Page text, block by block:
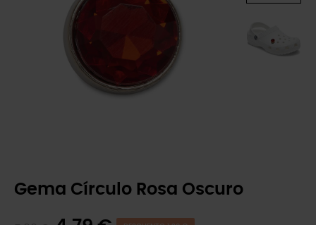
Gema Círculo Rosa Oscuro